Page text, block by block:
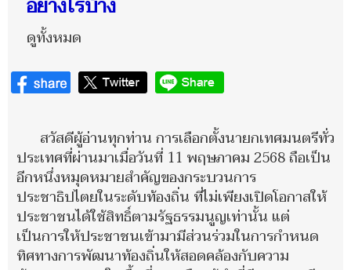
อย่างไรบ้าง
ดูทั้งหมด
สวัสดีผู้อ่านทุกท่าน การเลือกตั้งนายกเทศมนตรีทั่ว
ประเทศที่ผ่านมาเมื่อวันที่ 11 พฤษภาคม 2568 ถือเป็น
อีกหนึ่งหมุดหมายสำคัญของกระบวนการ
ประชาธิปไตยในระดับท้องถิ่น ที่ไม่เพียงเปิดโอกาสให้
ประชาชนได้ใช้สิทธิ์ตามรัฐธรรมนูญเท่านั้น แต่
เป็นการให้ประชาชนเข้ามามีส่วนร่วมในการกำหนด
ทิศทางการพัฒนาท้องถิ่นให้สอดคล้องกับความ